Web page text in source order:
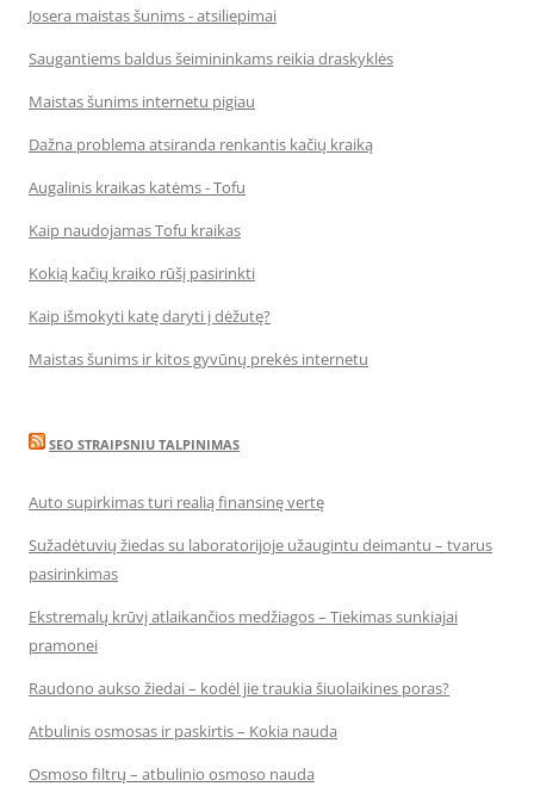
Josera maistas šunims - atsiliepimai
Saugantiems baldus šeimininkams reikia draskyklės
Maistas šunims internetu pigiau
Dažna problema atsiranda renkantis kačių kraiką
Augalinis kraikas katėms - Tofu
Kaip naudojamas Tofu kraikas
Kokią kačių kraiko rūšį pasirinkti
Kaip išmokyti katę daryti į dėžutę?
Maistas šunims ir kitos gyvūnų prekės internetu
SEO STRAIPSNIU TALPINIMAS
Auto supirkimas turi realią finansinę vertę
Sužadėtuvių žiedas su laboratorijoje užaugintu deimantu – tvarus
pasirinkimas
Ekstremalų krūvį atlaikančios medžiagos – Tiekimas sunkiajai
pramonei
Raudono aukso žiedai – kodėl jie traukia šiuolaikines poras?
Atbulinis osmosas ir paskirtis – Kokia nauda
Osmoso filtrų – atbulinio osmoso nauda